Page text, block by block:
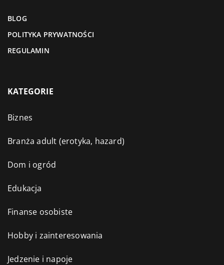
BLOG
POLITYKA PRYWATNOŚCI
REGULAMIN
KATEGORIE
Biznes
Branża adult (erotyka, hazard)
Dom i ogród
Edukacja
Finanse osobiste
Hobby i zainteresowania
Jedzenie i napoje